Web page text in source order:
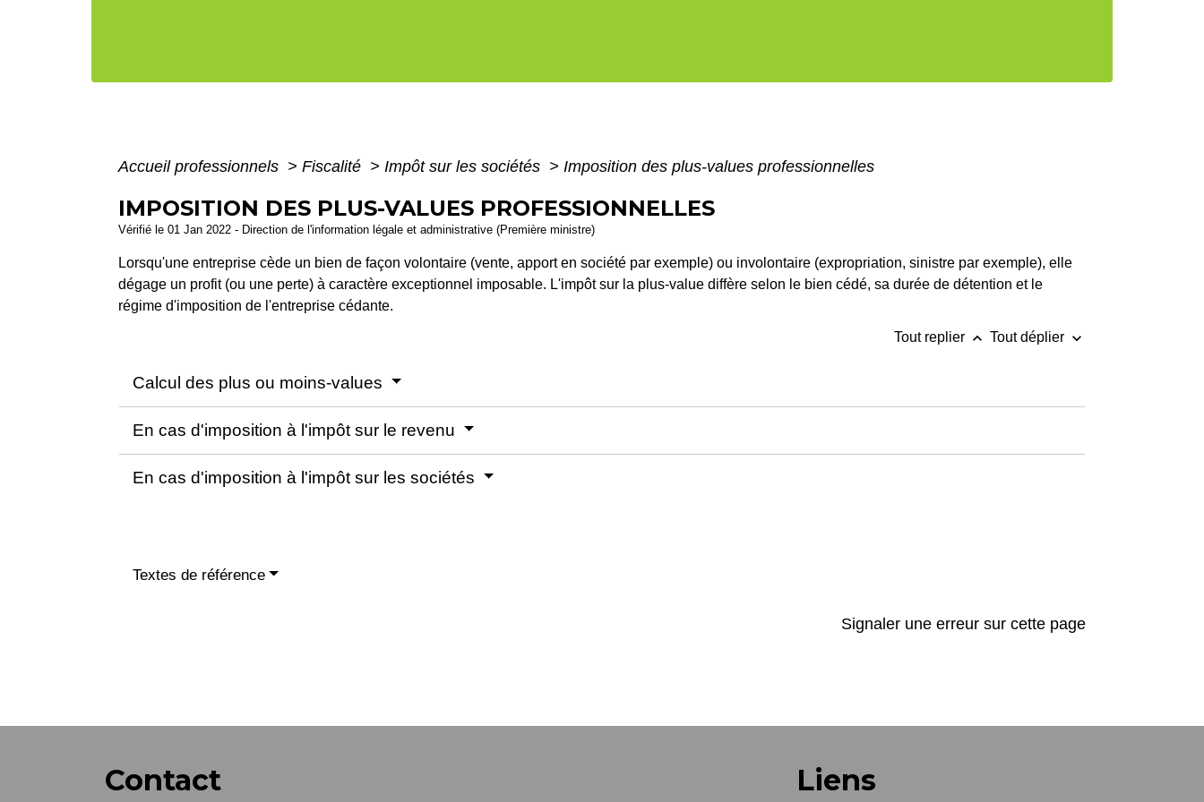
Accueil professionnels > Fiscalité > Impôt sur les sociétés > Imposition des plus-values professionnelles
IMPOSITION DES PLUS-VALUES PROFESSIONNELLES
Vérifié le 01 Jan 2022 - Direction de l'information légale et administrative (Première ministre)
Lorsqu'une entreprise cède un bien de façon volontaire (vente, apport en société par exemple) ou involontaire (expropriation, sinistre par exemple), elle
dégage un profit (ou une perte) à caractère exceptionnel imposable. L'impôt sur la plus-value diffère selon le bien cédé, sa durée de détention et le
régime d'imposition de l'entreprise cédante.
Tout replier keyboard_arrow_up Tout déplier keyboard_arrow_down
Calcul des plus ou moins-values
En cas d'imposition à l'impôt sur le revenu
En cas d'imposition à l'impôt sur les sociétés
Textes de référence
Signaler une erreur sur cette page
Contact Liens